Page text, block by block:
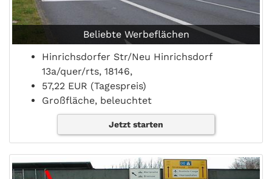
Beliebte Werbeflächen
Hinrichsdorfer Str/Neu Hinrichsdorf
13a/quer/rts, 18146,
57,22 EUR (Tagespreis)
Großfläche, beleuchtet
Jetzt starten